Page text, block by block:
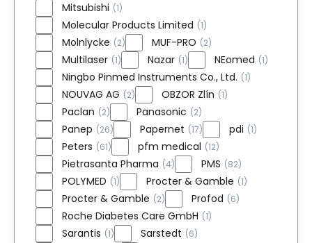
Mitsubishi (1)
Molecular Products Limited (1)
Molnlycke (2) MUF-PRO (2)
Multilaser (1) Nazar (1) NEomed (1)
Ningbo Pinmed Instruments Co., Ltd. (1)
NOUVAG AG (2) OBZOR Zlín (1)
Paclan (2) Panasonic (2)
Panep (26) Papernet (17) pdi (1)
Peters (61) pfm medical (12)
Pietrasanta Pharma (4) PMS (82)
POLYMED (1) Procter & Gamble (1)
Procter & Gamble (2) Profod (6)
Roche Diabetes Care GmbH (1)
Sarantis (1) Sarstedt (6)